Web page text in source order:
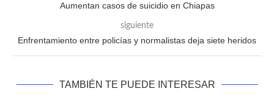
Aumentan casos de suicidio en Chiapas
siguiente
Enfrentamiento entre policías y normalistas deja siete heridos
TAMBIÉN TE PUEDE INTERESAR